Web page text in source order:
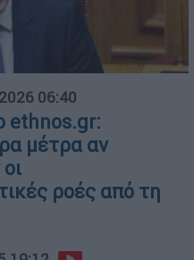
06:40
ethnos.gr:
μέτρα αν
ροές από τη